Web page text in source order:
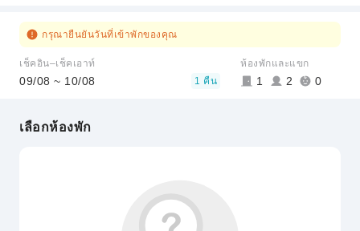
กรุณายืนยันวันที่เข้าพักของคุณ
เช็คอิน–เช็คเอาท์
09/08 ~ 10/08 1 คืน
ห้องพักและแขก
1 2 0
เลือกห้องพัก